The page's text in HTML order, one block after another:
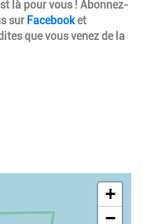
là pour vous ! Abonnez-
sur Facebooket
que vous venez de la
+
−